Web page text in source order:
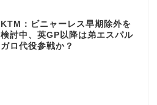
KTM：ビニャーレス早期除外を
検討中、英GP以降は弟エスパル
ガロ代役参戦か？